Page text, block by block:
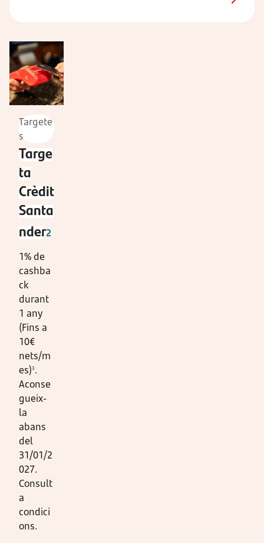
Targete
s
Targe
ta
Crèdit
Santa
nder2
1% de
cashba
ck
durant
1 any
(Fins a
10€
nets/m
es)3.
Aconse
gueix-
la
abans
del
31/01/2
027.
Consult
a
condici
ons.